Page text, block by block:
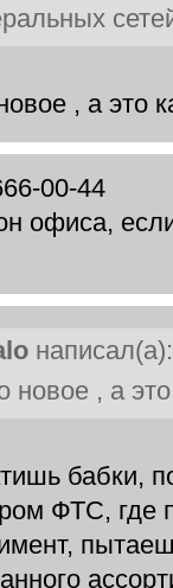
, а это
00-44
офиса,
написал(а):
новое , а
бабки,
ФТС, где